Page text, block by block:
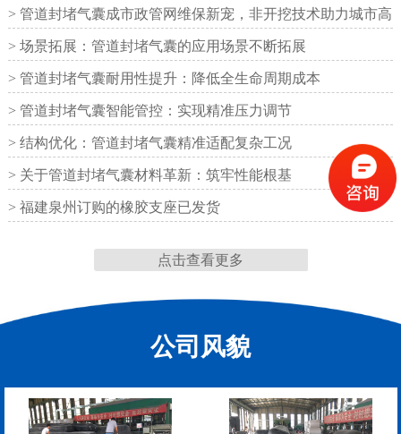
铁路盆式支座 公路盆式橡胶支座
缝
缝
> 管道封堵气囊成市政管网维保新宠，非开挖技术助力城市高
效运
> 场景拓展：管道封堵气囊的应用场景不断拓展
> 管道封堵气囊耐用性提升：降低全生命周期成本
> 管道封堵气囊智能管控：实现精准压力调节
> 结构优化：管道封堵气囊精准适配复杂工况
> 关于管道封堵气囊材料革新：筑牢性能根基
> 福建泉州订购的橡胶支座已发货
点击查看更多
公司风貌